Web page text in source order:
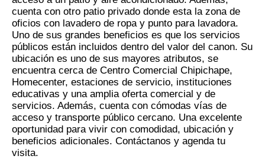
cuenta con otro patio privado donde esta la zona de
oficios con lavadero de ropa y punto para lavadora.
Uno de sus grandes beneficios es que los servicios
públicos están incluidos dentro del valor del canon. Su
ubicación es uno de sus mayores atributos, se
encuentra cerca de Centro Comercial Chipichape,
Homecenter, estaciones de servicio, instituciones
educativas y una amplia oferta comercial y de
servicios. Además, cuenta con cómodas vías de
acceso y transporte público cercano. Una excelente
oportunidad para vivir con comodidad, ubicación y
beneficios adicionales. Contáctanos y agenda tu
visita.